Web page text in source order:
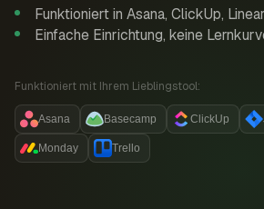
Funktioniert in Asana, ClickUp,
Einfache Einrichtung, keine
Funktioniert mit Ihrem Lieblingstool:
Asana Basecamp ClickUp
Monday Trello